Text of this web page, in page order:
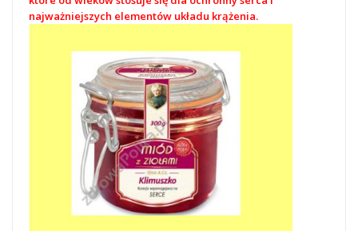
najważniejszych elementów układu krążenia.